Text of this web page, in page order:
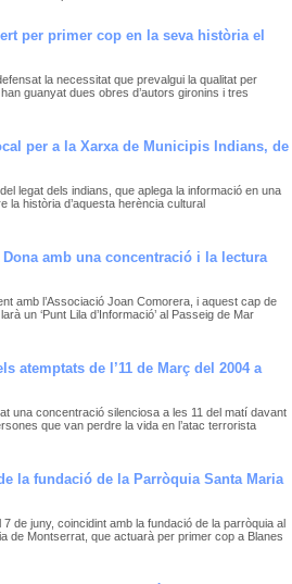
per primer cop en la seva història el
la necessitat que prevalgui la qualitat per
guanyat dues obres d’autors gironins i tres
per a la Xarxa de Municipis Indians, de
legat dels indians, que aplega la informació en una
la història d’aquesta herència cultural
amb una concentració i la lectura
amb l’Associació Joan Comorera, i aquest cap de
un ‘Punt Lila d’Informació’ al Passeig de Mar
atemptats de l’11 de Març del 2004 a
una concentració silenciosa a les 11 del matí davant
que van perdre la vida en l’atac terrorista
la fundació de la Parròquia Santa Maria
de juny, coincidint amb la fundació de la parròquia al
de Montserrat, que actuarà per primer cop a Blanes